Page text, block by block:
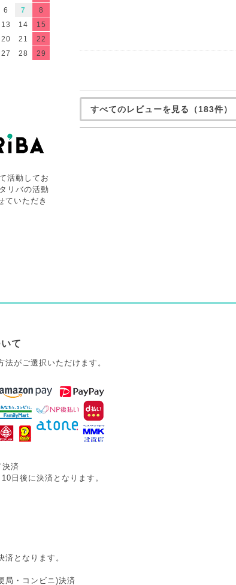
すべてのレビューを見る（183件）
6 7
8
13 14
15
20 21
22
27 28
29
活動してお
リバの活動
ていただき
て
法がご選択いただけます。
済
日後に決済となります。
済となります。
局・コンビニ)決済